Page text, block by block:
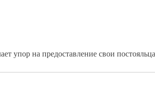
упор на предоставление свои